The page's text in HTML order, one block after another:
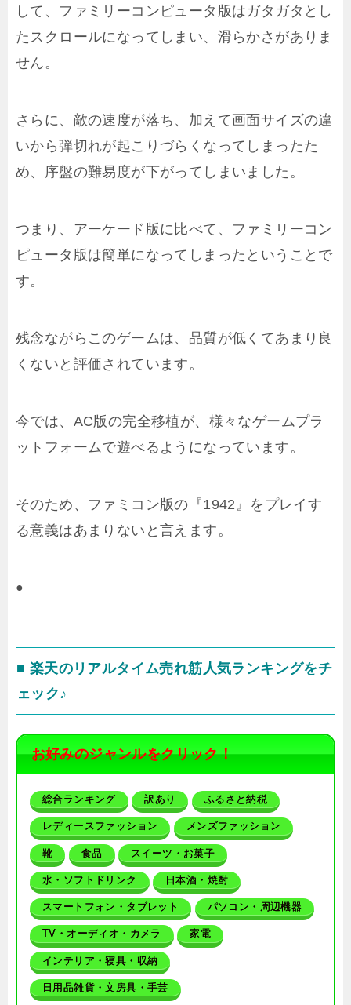
して、ファミリーコンピュータ版はガタガタとし
たスクロールになってしまい、滑らかさがありま
せん。
さらに、敵の速度が落ち、加えて画面サイズの違
いから弾切れが起こりづらくなってしまったた
め、序盤の難易度が下がってしまいました。
つまり、アーケード版に比べて、ファミリーコン
ピュータ版は簡単になってしまったということで
す。
残念ながらこのゲームは、品質が低くてあまり良
くないと評価されています。
今では、AC版の完全移植が、様々なゲームプラ
ットフォームで遊べるようになっています。
そのため、ファミコン版の『1942』をプレイす
る意義はあまりないと言えます。
●
■ 楽天のリアルタイム売れ筋人気ランキングをチ
ェック♪
お好みのジャンルをクリック！
総合ランキング 訳あり ふるさと納税
レディースファッション メンズファッション
靴 食品 スイーツ・お菓子
水・ソフトドリンク 日本酒・焼酎
スマートフォン・タブレット パソコン・周辺機器
TV・オーディオ・カメラ 家電
インテリア・寝具・収納
日用品雑貨・文房具・手芸